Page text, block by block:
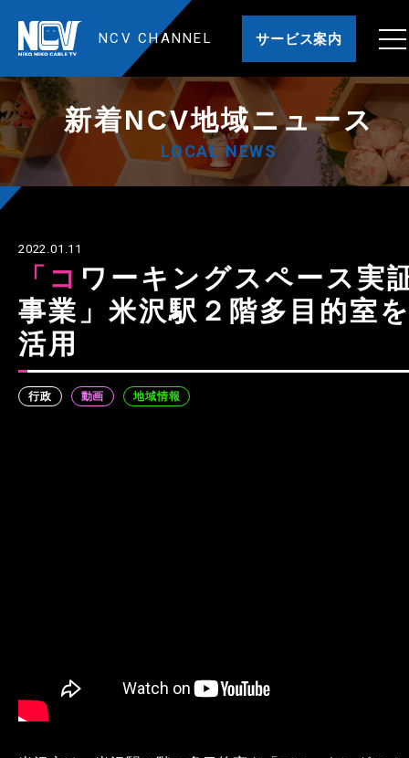
NCV CHANNEL サービス案内
新着NCV地域ニュース
LOCAL NEWS
2022.01.11
「コワーキングスペース実証
事業」米沢駅２階多目的室
活用
行政 動画 地域情報